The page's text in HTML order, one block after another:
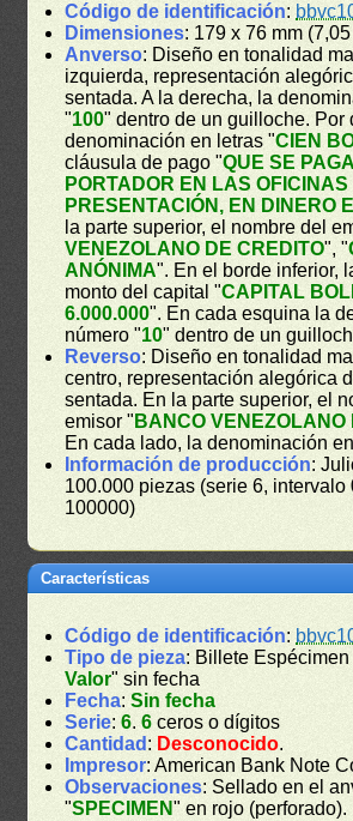
Código de identificación:
Dimensiones: 179 x 76 mm
Anverso: Diseño en tonalidad
izquierda, representación
sentada. A la derecha, la
"100" dentro de un guilloche. Por
denominación en letras "CIEN
cláusula de pago "QUE SE
PORTADOR EN LAS
PRESENTACIÓN, EN DINERO
la parte superior, el nombre del
VENEZOLANO DE CREDITO", "
ANÓNIMA". En el borde inferior,
monto del capital "CAPITAL
6.000.000". En cada esquina la
número "10" dentro de un
Reverso: Diseño en tonalidad
centro, representación alegórica
sentada. En la parte superior, el
emisor " BANCO VENEZOLANO
En cada lado, la denominación
Información de producción:
100.000 piezas (serie 6, intervalo
100000)
Características
Código de identificación:
Tipo de pieza: Billete Espécimen
Valor" sin fecha
Fecha:Sin fecha
Serie:6.6 ceros o dígitos
Cantidad : Desconocido.
Impresor: American Bank Note
Observaciones: Sellado en el
"SPECIMEN" en rojo (perforado).